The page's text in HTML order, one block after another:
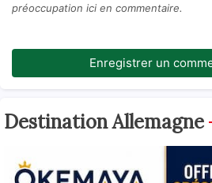
préoccupation ici en commentaire.
Enregistrer un
Destination Allemagne